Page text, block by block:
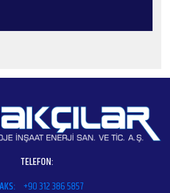
TELEFON:
+90 312 386 5857